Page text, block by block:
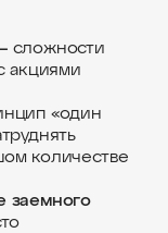
сложности
акциями
«один
количестве
заемного